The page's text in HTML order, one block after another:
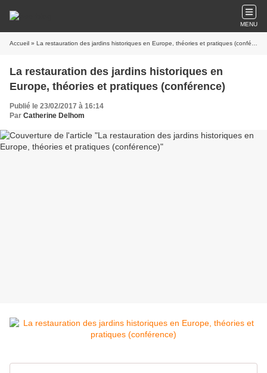
MENU
Accueil » La restauration des jardins historiques en Europe, théories et pratiques (conférence)
La restauration des jardins historiques en
Europe, théories et pratiques (conférence)
Publié le 23/02/2017 à 16:14
Par Catherine Delhom